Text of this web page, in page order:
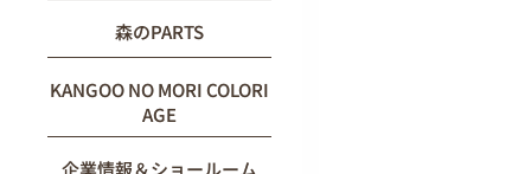
森のPARTS
KANGOO NO MORI COLORI
AGE
企業情報＆ショールーム